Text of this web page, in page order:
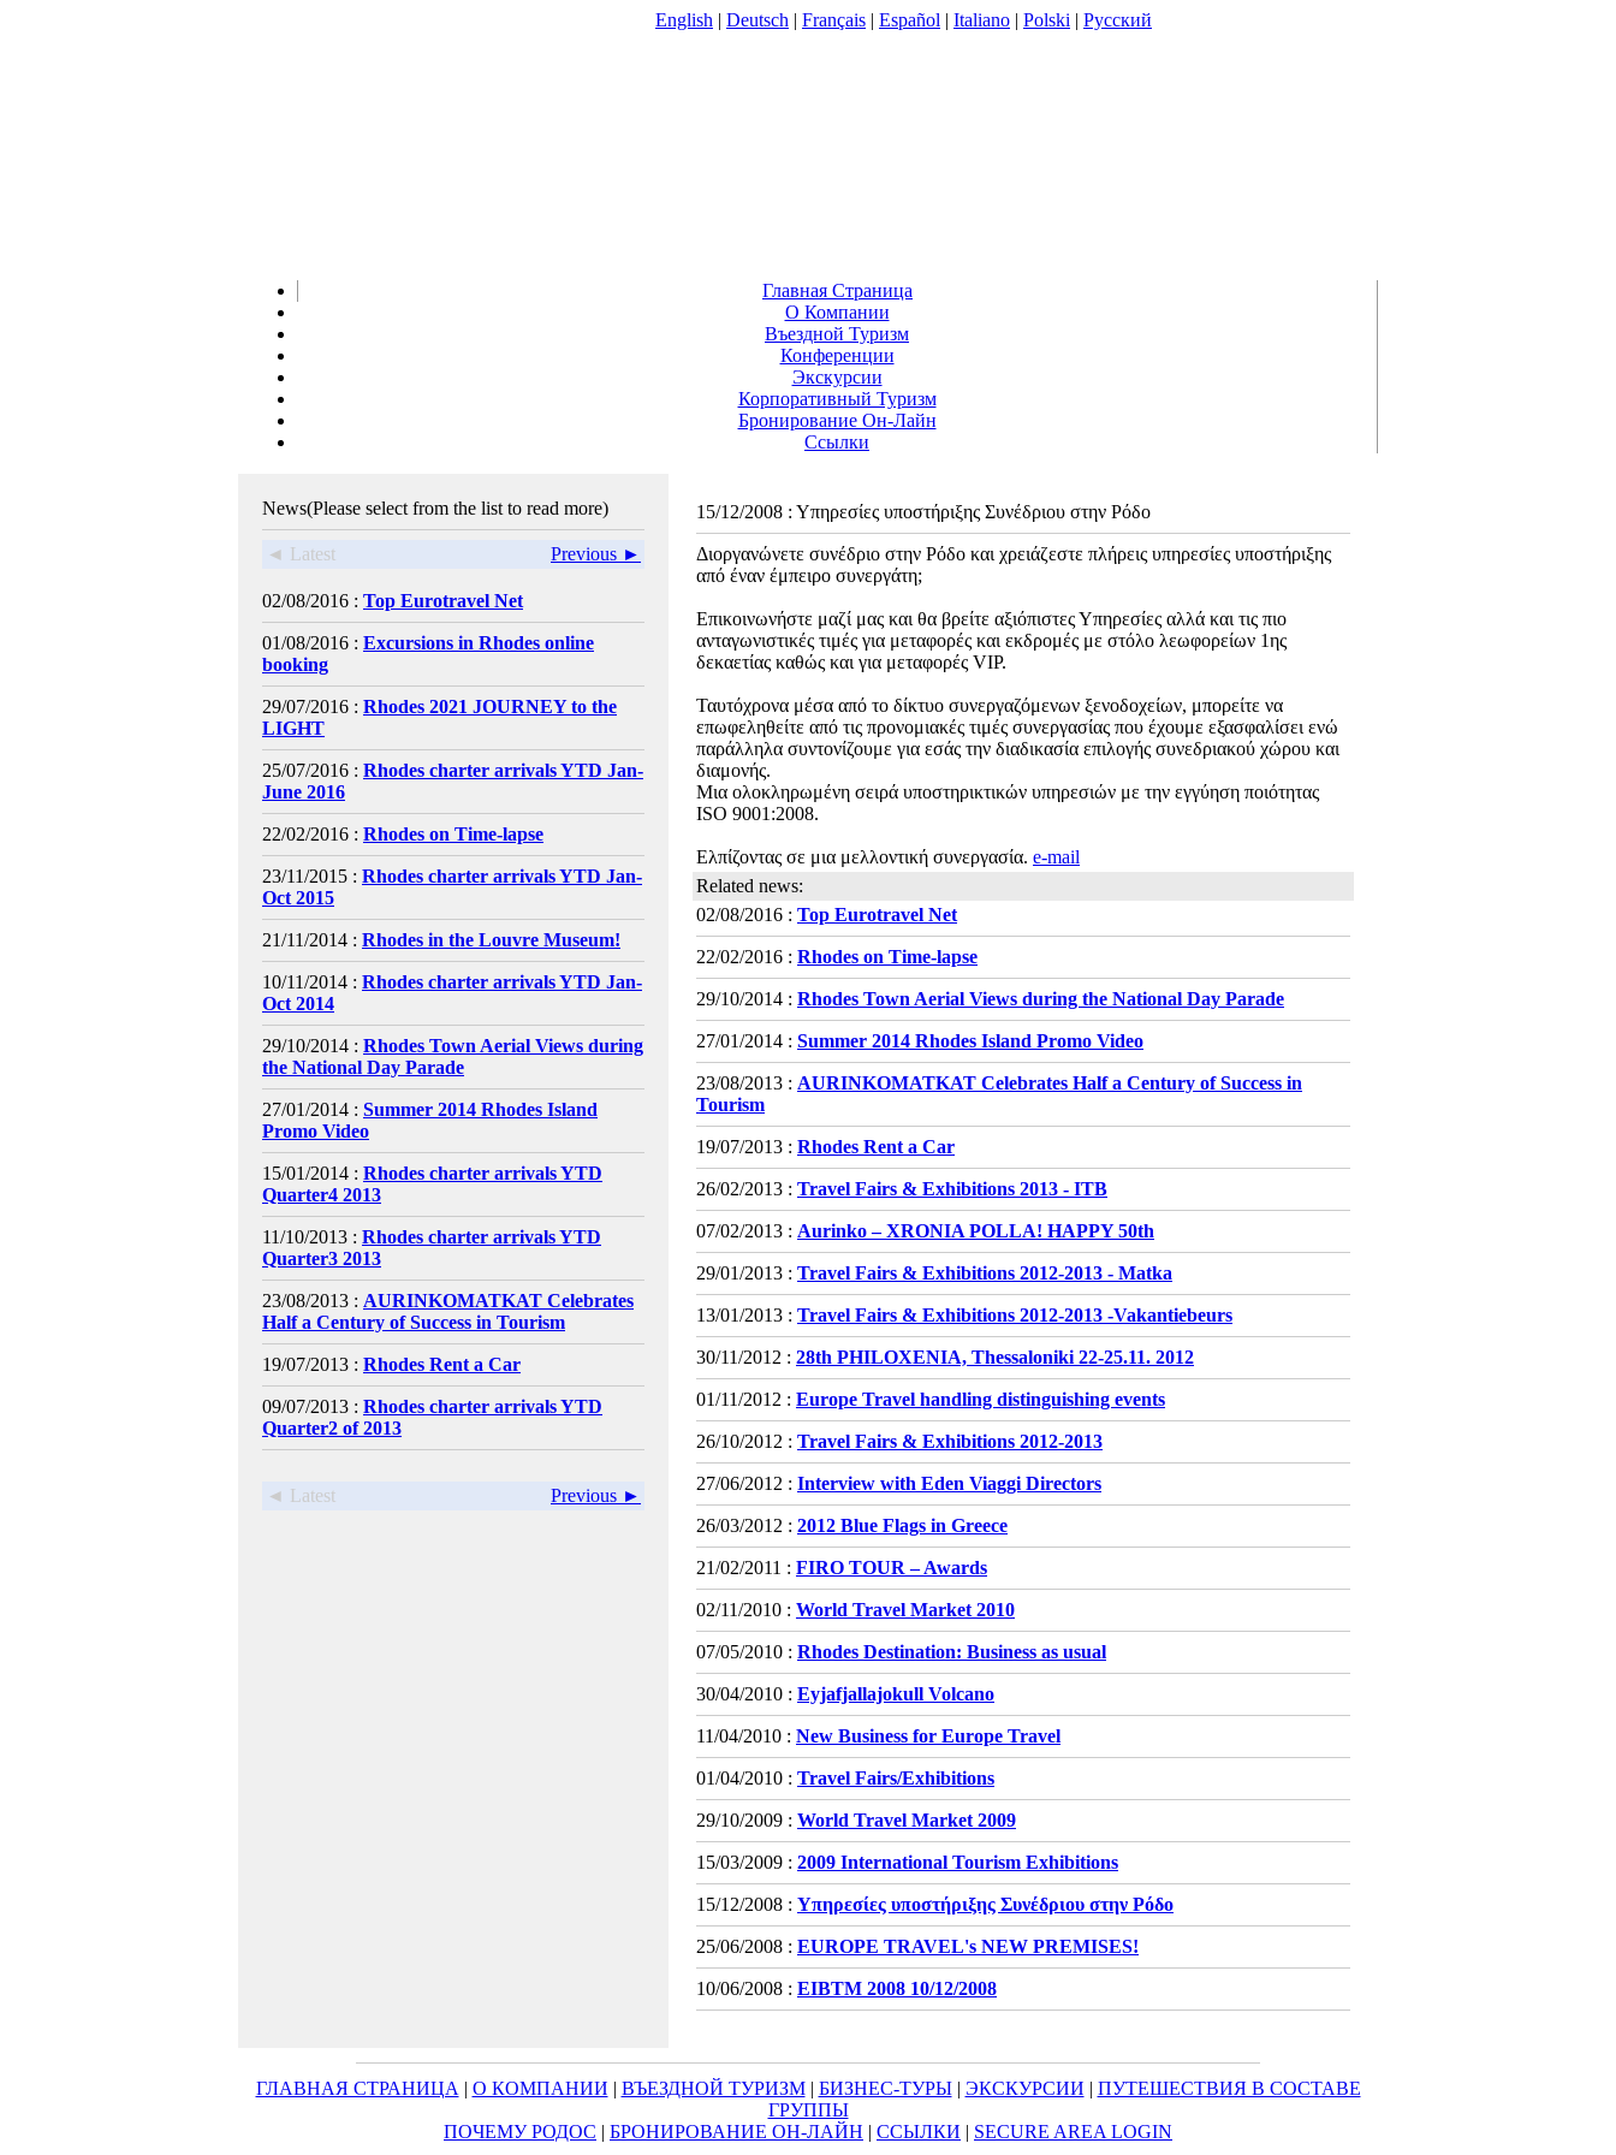
English | Deutsch | Français | Español | Italiano | Polski | Pусский
Главная Страница
О Компании
Въездной Туризм
Конференции
Экскурсии
Корпоративный Туризм
Бронирование Он-Лайн
Ссылки
News(Please select from the list to read more)
◄ Latest Previous ►
02/08/2016 : Top Eurotravel Net
01/08/2016 : Excursions in Rhodes online
booking
29/07/2016 : Rhodes 2021 JOURNEY to the
LIGHT
25/07/2016 : Rhodes charter arrivals YTD Jan-
June 2016
22/02/2016 : Rhodes on Time-lapse
23/11/2015 : Rhodes charter arrivals YTD Jan-
Oct 2015
21/11/2014 : Rhodes in the Louvre Museum!
10/11/2014 : Rhodes charter arrivals YTD Jan-
Oct 2014
29/10/2014 : Rhodes Town Aerial Views during
the National Day Parade
27/01/2014 : Summer 2014 Rhodes Island
Promo Video
15/01/2014 : Rhodes charter arrivals YTD
Quarter4 2013
11/10/2013 : Rhodes charter arrivals YTD
Quarter3 2013
23/08/2013 : AURINKOMATKAT Celebrates
Half a Century of Success in Tourism
19/07/2013 : Rhodes Rent a Car
09/07/2013 : Rhodes charter arrivals YTD
Quarter2 of 2013
◄ Latest Previous ►
15/12/2008 : Υπηρεσίες υποστήριξης Συνέδριου στην Ρόδο
Διοργανώνετε συνέδριο στην Ρόδο και χρειάζεστε πλήρεις υπηρεσίες υποστήριξης
από έναν έμπειρο συνεργάτη;
Επικοινωνήστε μαζί μας και θα βρείτε αξιόπιστες Υπηρεσίες αλλά και τις πιο
ανταγωνιστικές τιμές για μεταφορές και εκδρομές με στόλο λεωφορείων 1ης
δεκαετίας καθώς και για μεταφορές VIP.
Ταυτόχρονα μέσα από το δίκτυο συνεργαζόμενων ξενοδοχείων, μπορείτε να
επωφεληθείτε από τις προνομιακές τιμές συνεργασίας που έχουμε εξασφαλίσει ενώ
παράλληλα συντονίζουμε για εσάς την διαδικασία επιλογής συνεδριακού χώρου και
διαμονής.
Μια ολοκληρωμένη σειρά υποστηρικτικών υπηρεσιών με την εγγύηση ποιότητας
ISO 9001:2008.
Ελπίζοντας σε μια μελλοντική συνεργασία. e-mail
Related news:
02/08/2016 : Top Eurotravel Net
22/02/2016 : Rhodes on Time-lapse
29/10/2014 : Rhodes Town Aerial Views during the National Day Parade
27/01/2014 : Summer 2014 Rhodes Island Promo Video
23/08/2013 : AURINKOMATKAT Celebrates Half a Century of Success in
Tourism
19/07/2013 : Rhodes Rent a Car
26/02/2013 : Travel Fairs & Exhibitions 2013 - ITB
07/02/2013 : Aurinko – XRONIA POLLA! HAPPY 50th
29/01/2013 : Travel Fairs & Exhibitions 2012-2013 - Matka
13/01/2013 : Travel Fairs & Exhibitions 2012-2013 -Vakantiebeurs
30/11/2012 : 28th PHILOXENIA, Thessaloniki 22-25.11. 2012
01/11/2012 : Europe Travel handling distinguishing events
26/10/2012 : Travel Fairs & Exhibitions 2012-2013
27/06/2012 : Interview with Eden Viaggi Directors
26/03/2012 : 2012 Blue Flags in Greece
21/02/2011 : FIRO TOUR – Awards
02/11/2010 : World Travel Market 2010
07/05/2010 : Rhodes Destination: Business as usual
30/04/2010 : Eyjafjallajokull Volcano
11/04/2010 : New Business for Europe Travel
01/04/2010 : Travel Fairs/Exhibitions
29/10/2009 : World Travel Market 2009
15/03/2009 : 2009 International Tourism Exhibitions
15/12/2008 : Υπηρεσίες υποστήριξης Συνέδριου στην Ρόδο
25/06/2008 : EUROPE TRAVEL's NEW PREMISES!
10/06/2008 : EIBTM 2008 10/12/2008
ГЛАВНАЯ СТРАНИЦА | О КОМПАНИИ | ВЪЕЗДНОЙ ТУРИЗМ| БИЗНЕС-ТУРЫ| ЭКСКУРСИИ | ПУТЕШЕСТВИЯ В СОСТАВЕ
ГРУППЫ
ПОЧЕМУ РОДОС | БРОНИРОВАНИЕ ОН-ЛАЙН | ССЫЛКИ | SECURE AREA LOGIN